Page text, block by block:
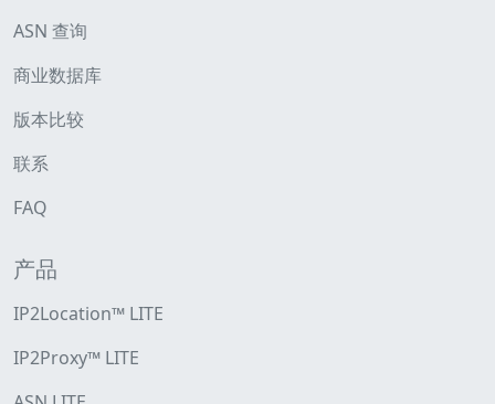
ASN 查询
商业数据库
版本比较
联系
FAQ
产品
IP2Location™ LITE
IP2Proxy™ LITE